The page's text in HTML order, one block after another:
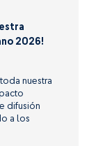
2026!
nuestra
difusión
a los